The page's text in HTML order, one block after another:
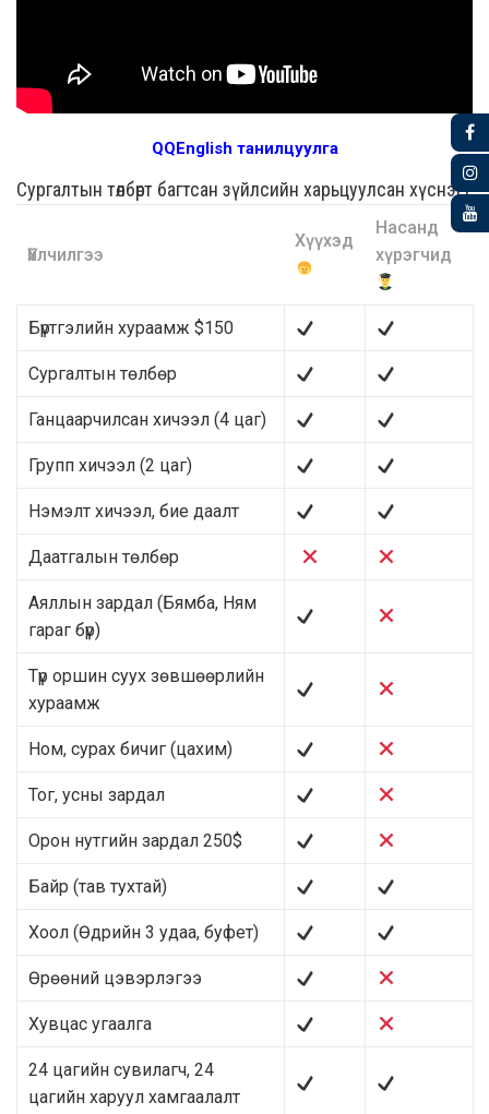
QQEnglish танилцуулга
Сургалтын төлбөрт багтсан зүйлсийн харьцуулсан хүснэгт
Үйлчилгээ
Хүүхэд
Насанд
хүрэгчид
Бүртгэлийн хураамж $150
Сургалтын төлбөр
Ганцаарчилсан хичээл (4 цаг)
Групп хичээл (2 цаг)
Нэмэлт хичээл, бие даалт
Даатгалын төлбөр
Аяллын зардал (Бямба, Ням
гараг бүр)
Түр оршин суух зөвшөөрлийн
хураамж
Ном, сурах бичиг (цахим)
Тог, усны зардал
Орон нутгийн зардал 250$
Байр (тав тухтай)
Хоол (Өдрийн 3 удаа, буфет)
Өрөөний цэвэрлэгээ
Хувцас угаалга
24 цагийн сувилагч, 24
цагийн харуул хамгаалалт